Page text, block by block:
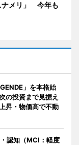
ナメリ」 今年も
」を本格始
の投資まで見据え
昇・物価高で不動
認知（MCI：軽度